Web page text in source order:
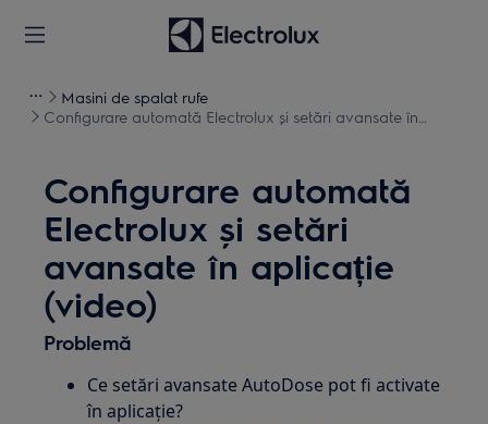
Masini de spalat rufe
Configurare automată Electrolux și setări avansate în
Configurare automată
Electrolux și setări
avansate în aplicație
(video)
Problemă
Ce setări avansate AutoDose pot fi activate
în aplicație?